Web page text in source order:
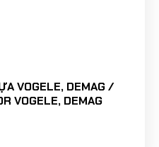
VOGELE, DEMAG /
VOGELE, DEMAG